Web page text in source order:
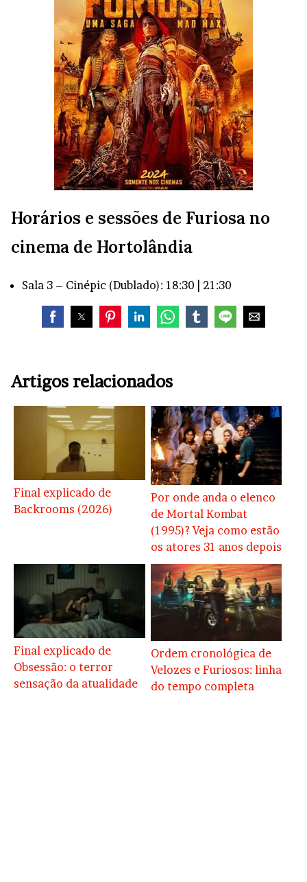
Horários e sessões de Furiosa no
cinema de Hortolândia
Sala 3 – Cinépic (Dublado): 18:30 | 21:30
Artigos relacionados
Final explicado de
Backrooms (2026)
Por onde anda o elenco
de Mortal Kombat
(1995)? Veja como estão
os atores 31 anos depois
Final explicado de
Obsessão: o terror
sensação da atualidade
Ordem cronológica de
Velozes e Furiosos: linha
do tempo completa